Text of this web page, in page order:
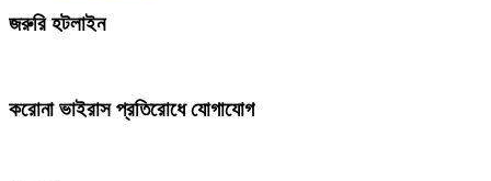
জরুরি হটলাইন
করোনা ভাইরাস প্রতিরোধে যোগাযোগ